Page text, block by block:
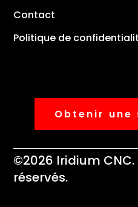
Contact
Politique de
Obtenir une
©2026 Iridium
réservés.